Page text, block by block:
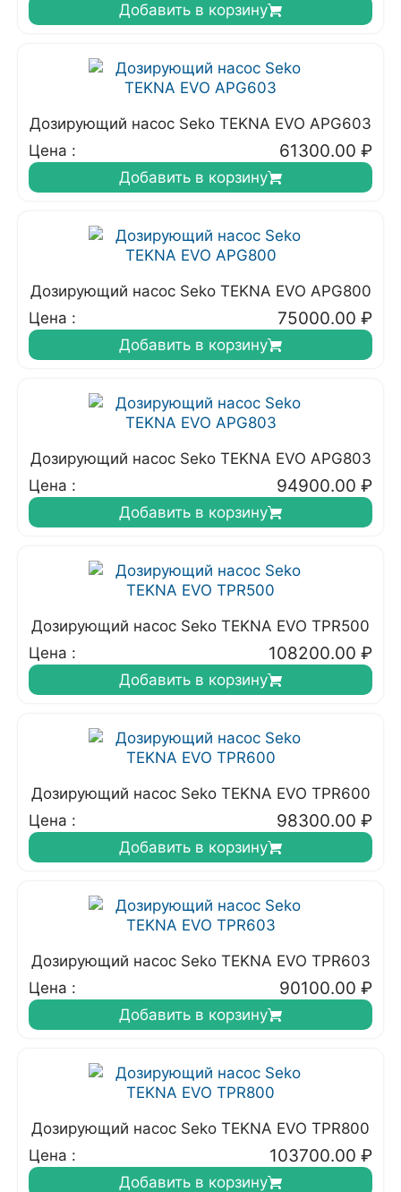
Добавить в корзину
Дозирующий насос Seko TEKNA EVO APG603
Цена :
61300.00 ₽
Добавить в корзину
Дозирующий насос Seko TEKNA EVO APG800
Цена :
75000.00 ₽
Добавить в корзину
Дозирующий насос Seko TEKNA EVO APG803
Цена :
94900.00 ₽
Добавить в корзину
Дозирующий насос Seko TEKNA EVO TPR500
Цена :
108200.00 ₽
Добавить в корзину
Дозирующий насос Seko TEKNA EVO TPR600
Цена :
98300.00 ₽
Добавить в корзину
Дозирующий насос Seko TEKNA EVO TPR603
Цена :
90100.00 ₽
Добавить в корзину
Дозирующий насос Seko TEKNA EVO TPR800
Цена :
103700.00 ₽
Добавить в корзину